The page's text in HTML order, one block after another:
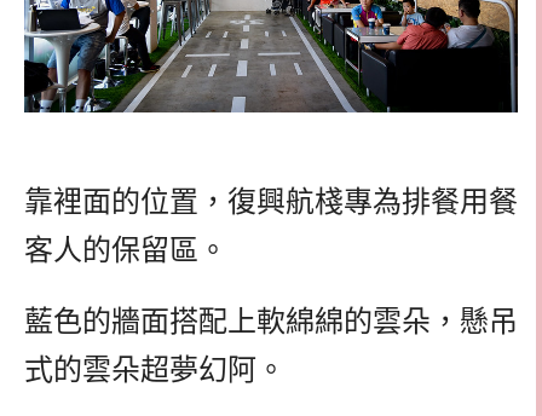
靠裡面的位置，復興航棧專為排餐用餐
客人的保留區。
藍色的牆面搭配上軟綿綿的雲朵，懸吊
式的雲朵超夢幻阿。